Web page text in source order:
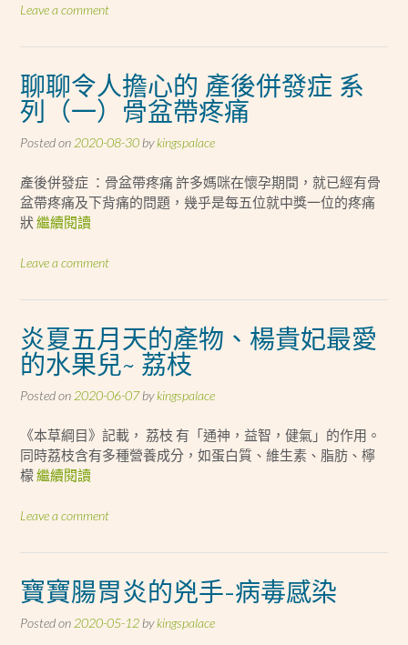
Leave a comment
聊聊令人擔心的 產後併發症 系
列（一）骨盆帶疼痛
Posted on 2020-08-30 bykingspalace
產後併發症 ：骨盆帶疼痛 許多媽咪在懷孕期間，就已經有骨
盆帶疼痛及下背痛的問題，幾乎是每五位就中獎一位的疼痛
狀繼續閱讀
Leave a comment
炎夏五月天的產物、楊貴妃最愛
的水果兒~ 荔枝
Posted on 2020-06-07bykingspalace
《本草綱目》記載， 荔枝 有「通神，益智，健氣」的作用。
同時荔枝含有多種營養成分，如蛋白質、維生素、脂肪、檸
檬繼續閱讀
Leave a comment
寶寶腸胃炎的兇手-病毒感染
Posted on 2020-05-12 bykingspalace